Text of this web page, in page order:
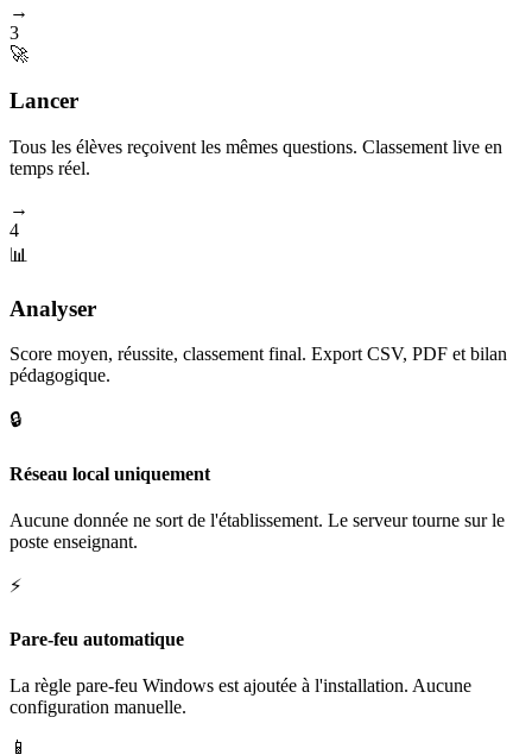
→
3
🚀
Lancer
Tous les élèves reçoivent les mêmes questions. Classement live en
temps réel.
→
4
📊
Analyser
Score moyen, réussite, classement final. Export CSV, PDF et bilan
pédagogique.
🔒
Réseau local uniquement
Aucune donnée ne sort de l'établissement. Le serveur tourne sur le
poste enseignant.
⚡
Pare-feu automatique
La règle pare-feu Windows est ajoutée à l'installation. Aucune
configuration manuelle.
📱